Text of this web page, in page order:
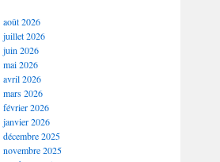
août 2026
juillet 2026
juin 2026
mai 2026
avril 2026
mars 2026
février 2026
janvier 2026
décembre 2025
novembre 2025